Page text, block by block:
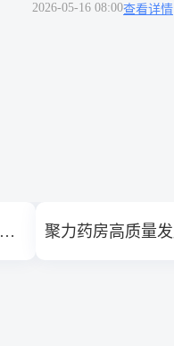
2026-05-16 08:00查看详情
长沙聚力盛会！中席教育荣任中国医药物资协会常务理事单位